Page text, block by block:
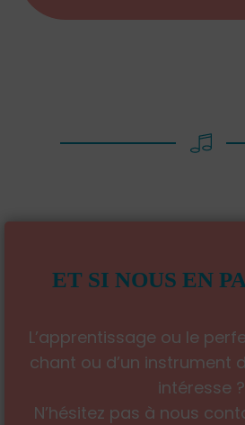
ET SI NOUS EN
L’apprentissage ou le
chant ou d’un instrument
intéresse ?
N’hésitez pas à nous